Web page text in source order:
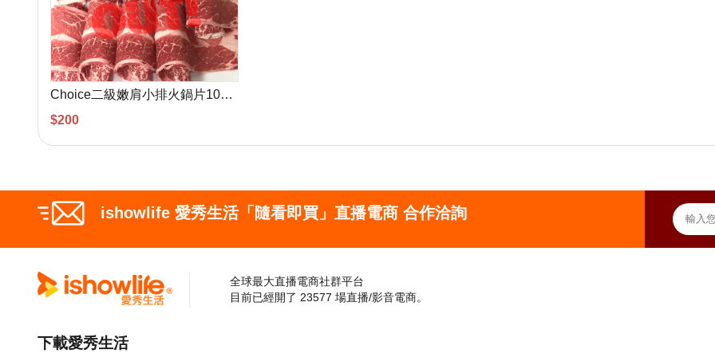
Choice二級嫩肩小排火鍋片10盎司(300g)
$200
ishowlife 愛秀生活「隨看即買」直播電商 合作洽詢
全球最大直播電商社群平台
目前已經開了 23577 場直播/影音電商。
下載愛秀生活